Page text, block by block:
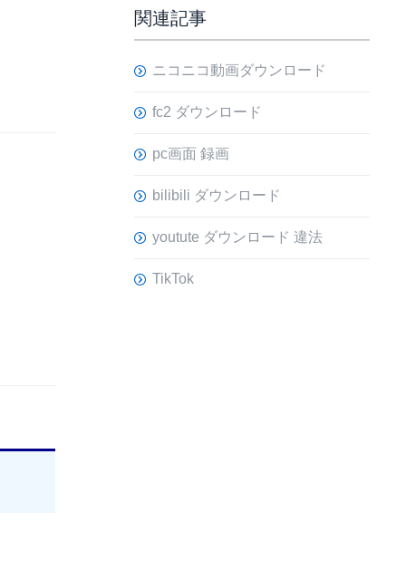
関連記事
ニコニコ動画ダウンロード
fc2 ダウンロード
pc画面 録画
bilibili ダウンロード
youtute ダウンロード 違法
TikTok